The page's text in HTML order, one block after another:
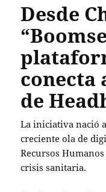
Desde
conecta
de
La iniciativa nació
creciente ola de
Recursos
crisis sanitaria.